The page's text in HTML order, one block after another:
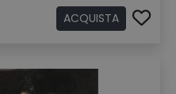
ACQUISTA